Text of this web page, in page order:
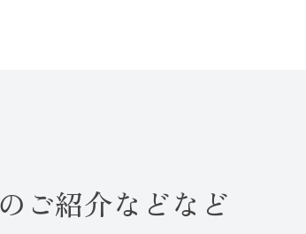
ご紹介などなど